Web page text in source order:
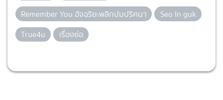
Remember You อัจฉริยะพลิกปมปริศนา
Seo In guk
True4u
เรื่องย่อ